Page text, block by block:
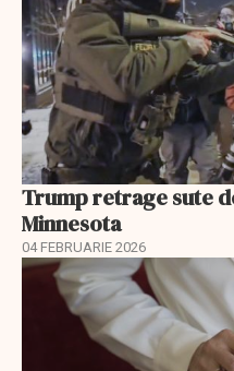
Trump retrage sute
Minnesota
04 FEBRUARIE 2026